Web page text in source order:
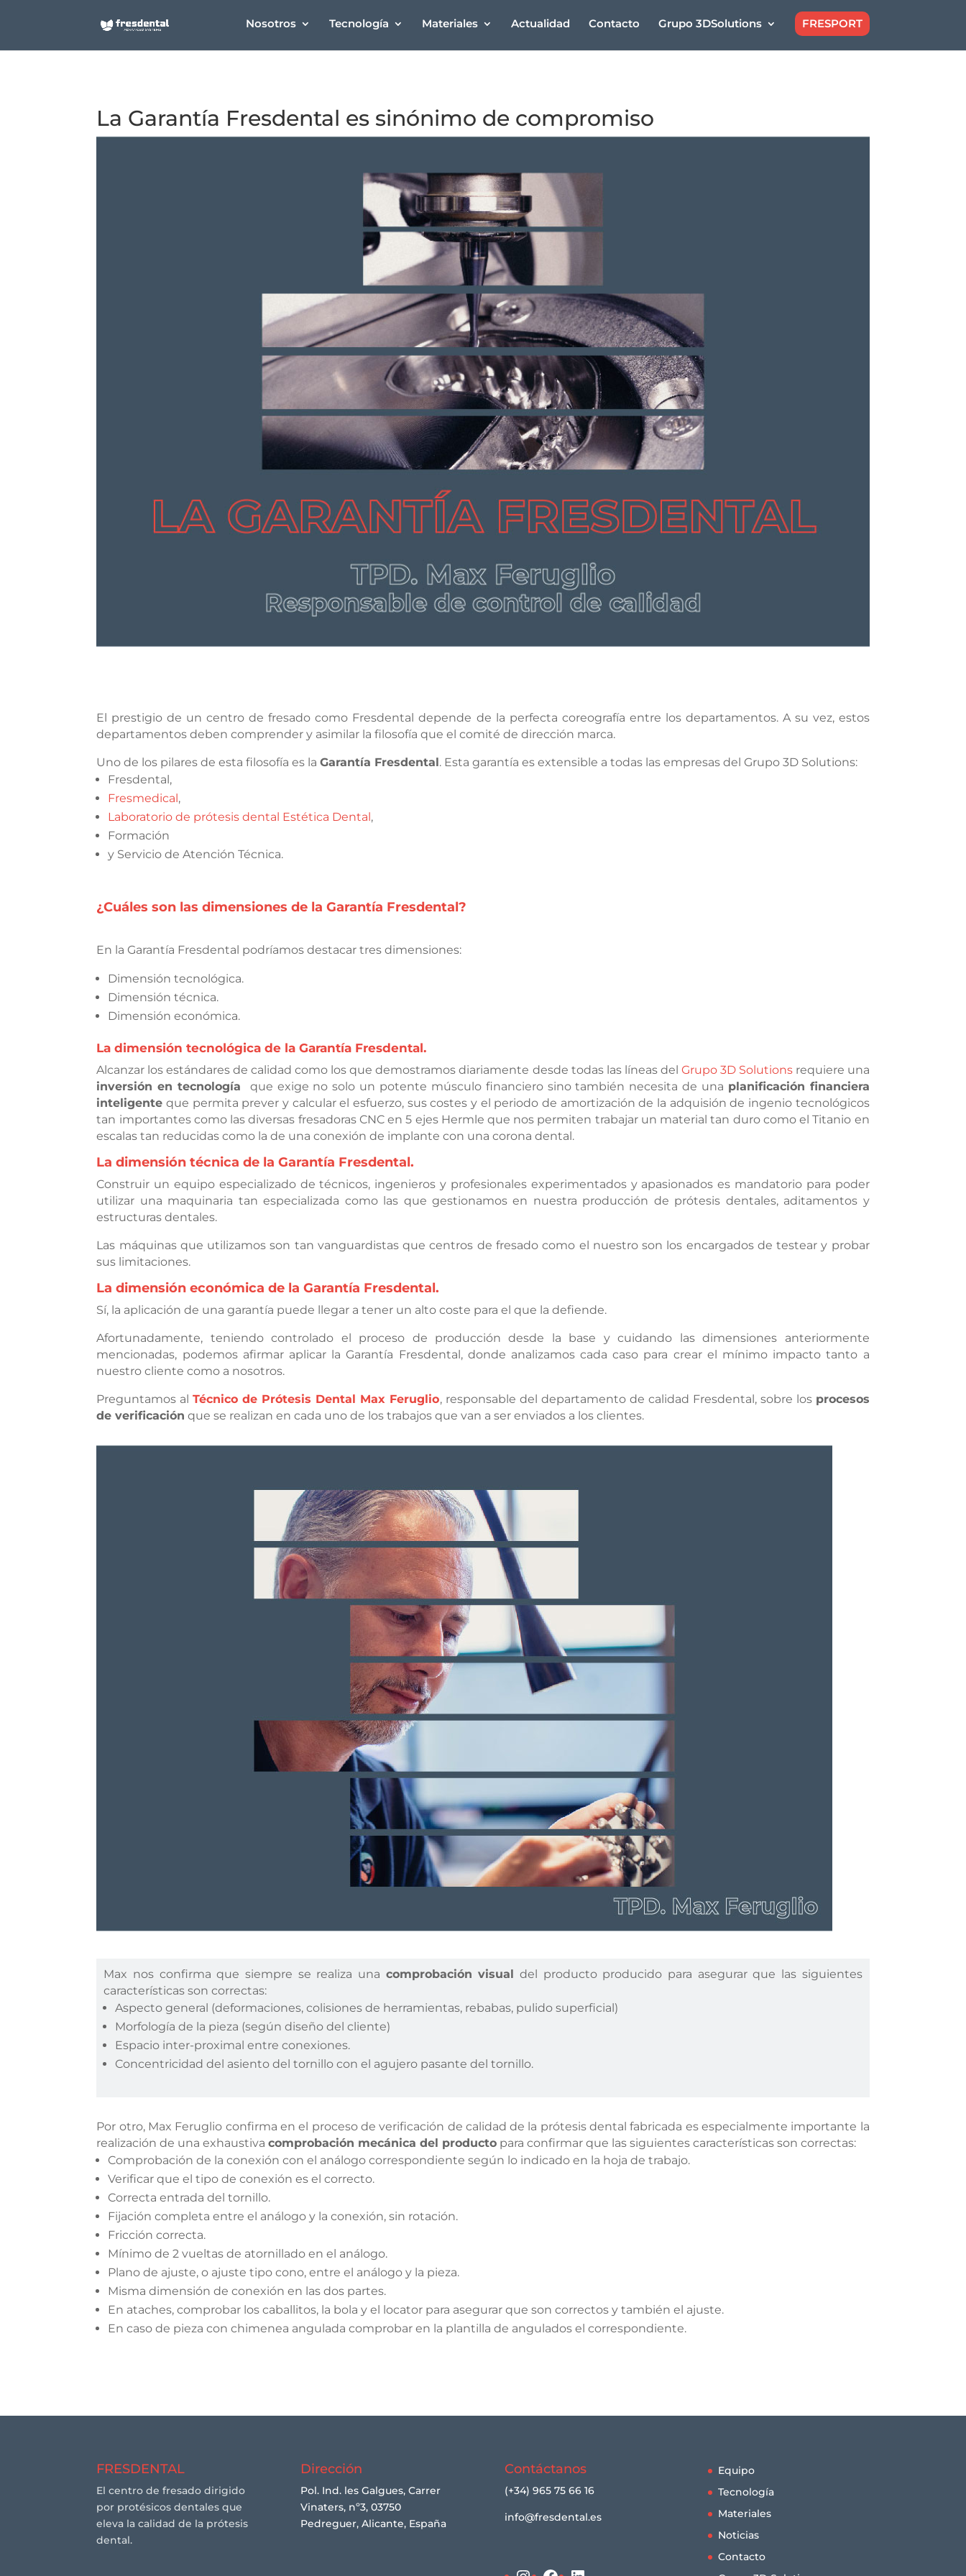
Nosotros Tecnología Materiales Actualidad Contacto Grupo 3DSolutions FRESPORT
La Garantía Fresdental es sinónimo de compromiso
El prestigio de un centro de fresado como Fresdental depende de la perfecta coreografía entre los departamentos. A su vez, estos
departamentos deben comprender y asimilar la filosofía que el comité de dirección marca.
Uno de los pilares de esta filosofía es laGarantía Fresdental. Esta garantía es extensible a todas las empresas del Grupo 3D Solutions:
Fresdental,
Fresmedical,
Laboratorio de prótesis dental Estética Dental,
Formación
y Servicio de Atención Técnica.
¿Cuáles son las dimensiones de la Garantía Fresdental?
En la Garantía Fresdental podríamos destacar tres dimensiones:
Dimensión tecnológica.
Dimensión técnica.
Dimensión económica.
La dimensión tecnológica de la Garantía Fresdental.
Alcanzar los estándares de calidad como los que demostramos diariamente desde todas las líneas del Grupo 3D Solutionsrequiere una
inversión en tecnología
que exige no solo un potente músculo financiero sino también necesita de una planificación financiera
inteligente que permita prever y calcular el esfuerzo, sus costes y el periodo de amortización de la adquisión de ingenio tecnológicos
tan importantes como las diversas fresadoras CNC en 5 ejes Hermle que nos permiten trabajar un material tan duro como el Titanio en
escalas tan reducidas como la de una conexión de implante con una corona dental.
La dimensión técnica de la Garantía Fresdental.
Construir un equipo especializado de técnicos, ingenieros y profesionales experimentados y apasionados es mandatorio para poder
utilizar una maquinaria tan especializada como las que gestionamos en nuestra producción de prótesis dentales, aditamentos y
estructuras dentales.
Las máquinas que utilizamos son tan vanguardistas que centros de fresado como el nuestro son los encargados de testear y probar
sus limitaciones.
La dimensión económica de la Garantía Fresdental.
Sí, la aplicación de una garantía puede llegar a tener un alto coste para el que la defiende.
Afortunadamente, teniendo controlado el proceso de producción desde la base y cuidando las dimensiones anteriormente
mencionadas, podemos afirmar aplicar la Garantía Fresdental, donde analizamos cada caso para crear el mínimo impacto tanto a
nuestro cliente como a nosotros.
Preguntamos alTécnico de Prótesis Dental Max Feruglio, responsable del departamento de calidad Fresdental, sobre los procesos
de verificación que se realizan en cada uno de los trabajos que van a ser enviados a los clientes.
Max nos confirma que siempre se realiza una comprobación visual del producto producido para asegurar que las siguientes
características son correctas:
Aspecto general (deformaciones, colisiones de herramientas, rebabas, pulido superficial)
Morfología de la pieza (según diseño del cliente)
Espacio inter-proximal entre conexiones.
Concentricidad del asiento del tornillo con el agujero pasante del tornillo.
Por otro, Max Feruglio confirma en el proceso de verificación de calidad de la prótesis dental fabricada es especialmente importante la
realización de una exhaustivacomprobación mecánica del producto para confirmar que las siguientes características son correctas:
Comprobación de la conexión con el análogo correspondiente según lo indicado en la hoja de trabajo.
Verificar que el tipo de conexión es el correcto.
Correcta entrada del tornillo.
Fijación completa entre el análogo y la conexión, sin rotación.
Fricción correcta.
Mínimo de 2 vueltas de atornillado en el análogo.
Plano de ajuste, o ajuste tipo cono, entre el análogo y la pieza.
Misma dimensión de conexión en las dos partes.
En ataches, comprobar los caballitos, la bola y el locator para asegurar que son correctos y también el ajuste.
En caso de pieza con chimenea angulada comprobar en la plantilla de angulados el correspondiente.
FRESDENTAL
El centro de fresado dirigido
por protésicos dentales que
eleva la calidad de la prótesis
dental.
Dirección
Pol. Ind. les Galgues, Carrer
Vinaters, nº3, 03750
Pedreguer, Alicante, España
Contáctanos
(+34) 965 75 66 16
info@fresdental.es
Equipo
Tecnología
Materiales
Noticias
Contacto